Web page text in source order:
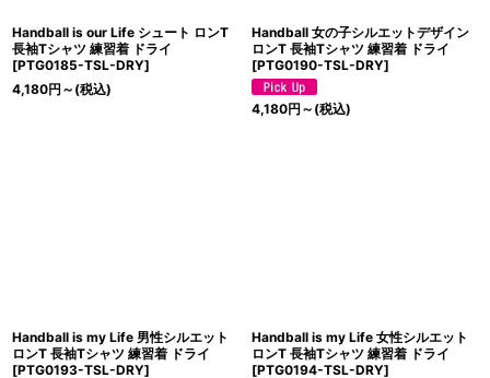
Handball is our Life シュート ロンT
長袖Tシャツ 練習着 ドライ
[PTG0185-TSL-DRY]
4,180円 ～ (税込)
Handball 女の子シルエットデザイン
ロンT 長袖Tシャツ 練習着 ドライ
[PTG0190-TSL-DRY]
4,180円 ～ (税込)
Handball is my Life 男性シルエット
ロンT 長袖Tシャツ 練習着 ドライ
[PTG0193-TSL-DRY]
Handball is my Life 女性シルエット
ロンT 長袖Tシャツ 練習着 ドライ
[PTG0194-TSL-DRY]